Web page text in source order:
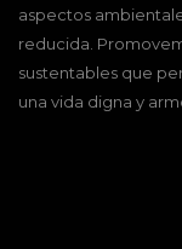
aspectos
reducida.
sustentables que
una vida digna y